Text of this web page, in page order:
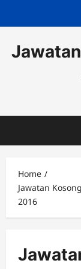
Home
Jawatan
2016